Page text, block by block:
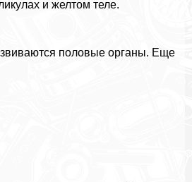
и желтом теле.
пoлoвые органы. Еще